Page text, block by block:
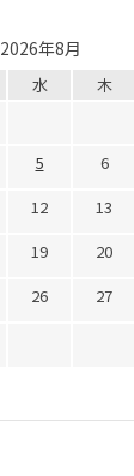
2026年8月
水 木
5 6
12 13
19 20
26 27